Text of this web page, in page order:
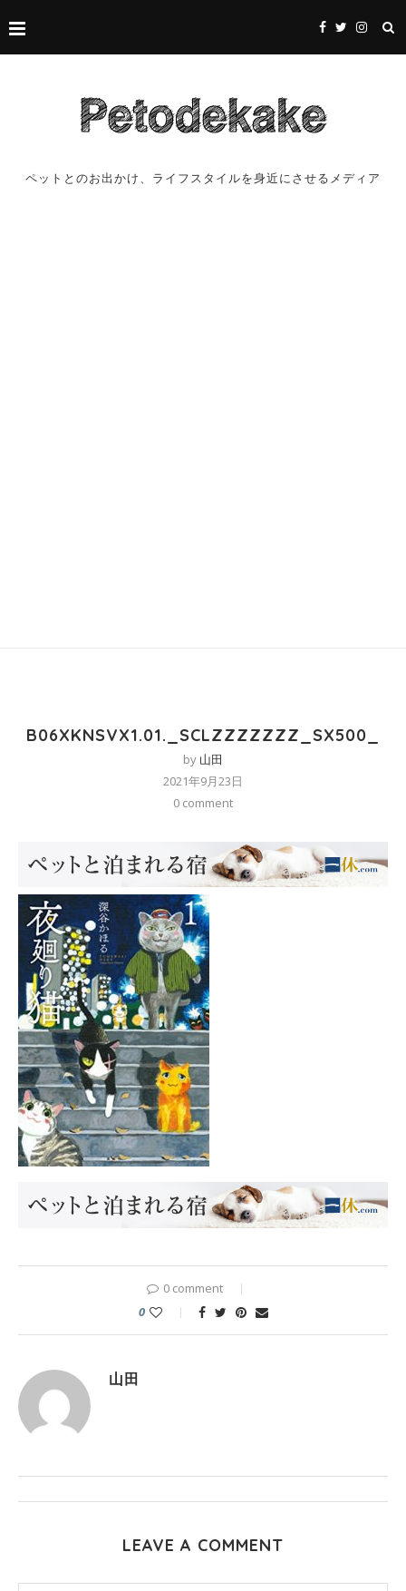
ペットとのお出かけ、ライフスタイルを身近にさせるメディア
B06XKNSVX1.01._SCLZZZZZZZ_SX500_
by 山田
2021年9月23日
0 comment
0 comment
0
山田
LEAVE A COMMENT